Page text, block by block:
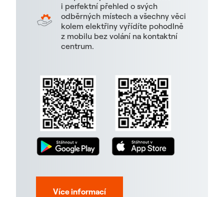
i perfektní přehled o svých
odběrných místech a všechny věci
kolem elektřiny vyřídíte pohodlně
z mobilu bez volání na kontaktní
centrum.
Více informací